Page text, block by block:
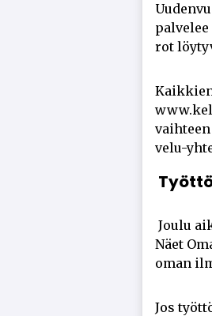
rot
ve­lu-
Jou­lu
Näet
oman
Jos